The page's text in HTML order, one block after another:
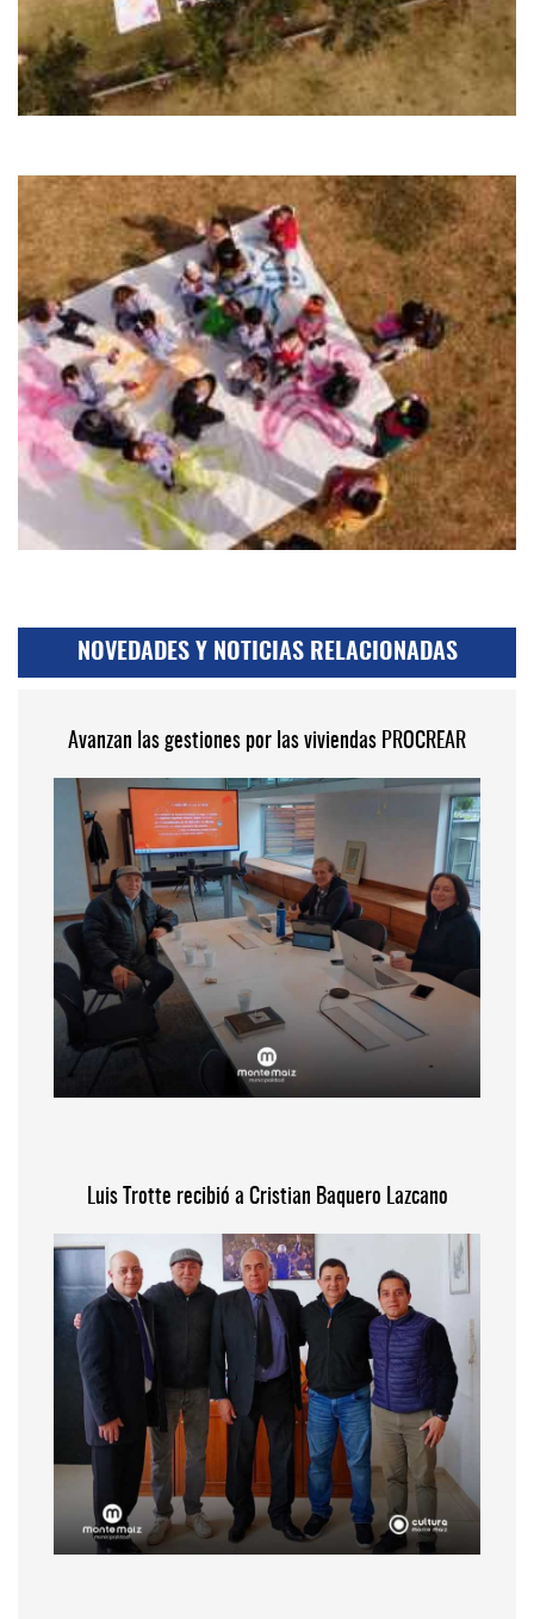
NOVEDADES Y NOTICIAS RELACIONADAS
Avanzan las gestiones por las viviendas PROCREAR
Luis Trotte recibió a Cristian Baquero Lazcano